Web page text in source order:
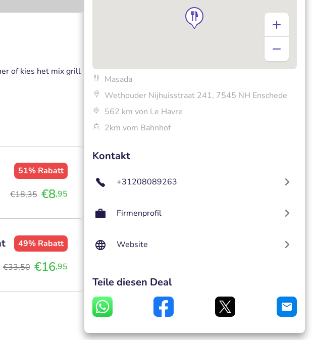
of kies het mix grill
51% Rabatt
€18,35 €8,95
49% Rabatt
€33,50 €16,95
Masada
Wethouder Nijhuisstraat 241, 7545 NH Enschede
562 km von Le Havre
2km vom Bahnhof
Kontakt
+31208089263
Firmenprofil
Website
Teile diesen Deal